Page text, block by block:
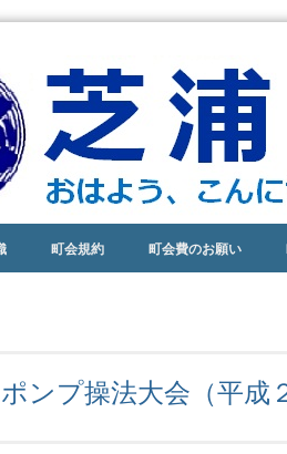
町会規約 町会費のお願い
ンプ操法大会（平成